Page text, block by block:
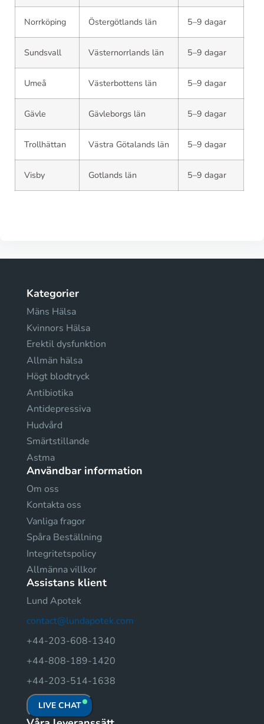
Norrköping Östergötlands län 5–9 dagar
Sundsvall Västernorrlands län 5–9 dagar
Umeå Västerbottens län 5–9 dagar
Gävle Gävleborgs län 5–9 dagar
Trollhättan Västra Götalands län 5–9 dagar
Visby Gotlands län 5–9 dagar
Kategorier
Mäns Hälsa
Kvinnors Hälsa
Erektil dysfunktion
Allmän hälsa
Högt blodtryck
Antibiotika
Antidepressiva
Hudvård
Smärtstillande
Astma
Användbar information
Om oss
Kontakta oss
Vanliga fragor
Spåra Beställning
Integritetspolicy
Allmänna villkor
Assistans klient
Lund Apotek
contact@lundapotek.com
+44-203-608-1340
+44-808-189-1420
+44-203-514-1638
LIVE CHAT